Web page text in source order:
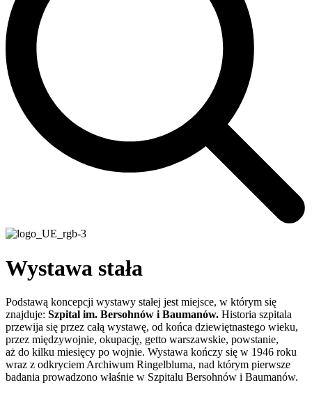
Wystawa stała
Podstawą koncepcji wystawy stałej jest miejsce, w którym się
znajduje: Szpital im. Bersohnów i Baumanów. Historia szpitala
przewija się przez całą wystawę, od końca dziewiętnastego wieku,
przez międzywojnie, okupację, getto warszawskie, powstanie,
aż do kilku miesięcy po wojnie. Wystawa kończy się w 1946 roku
wraz z odkryciem Archiwum Ringelbluma, nad którym pierwsze
badania prowadzono właśnie w Szpitalu Bersohnów i Baumanów.